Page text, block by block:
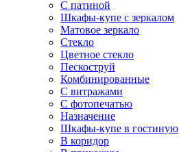
С патиной
Шкафы-купе с зеркалом
Матовое зеркало
Стекло
Цветное стекло
Пескоструй
Комбинированные
С витражами
С фотопечатью
Назначение
Шкафы-купе в гостиную
В коридор